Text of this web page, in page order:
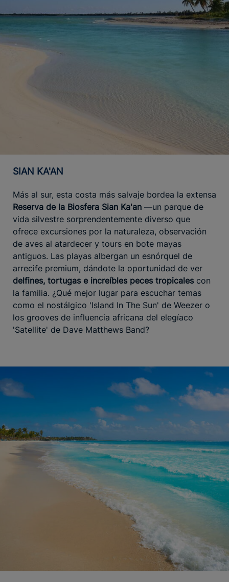
SIAN KA'AN
Más al sur, esta costa más salvaje bordea la extensa
Reserva de la Biosfera Sian Ka'an —un parque de
vida silvestre sorprendentemente diverso que
ofrece excursiones por la naturaleza, observación
de aves al atardecer y tours en bote mayas
antiguos. Las playas albergan un esnórquel de
arrecife premium, dándote la oportunidad de ver
delfines, tortugas e increíbles peces tropicales con
la familia. ¿Qué mejor lugar para escuchar temas
como el nostálgico 'Island In The Sun' de Weezer o
los grooves de influencia africana del elegíaco
'Satellite' de Dave Matthews Band?